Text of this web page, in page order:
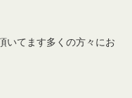
いてます多くの方々にお